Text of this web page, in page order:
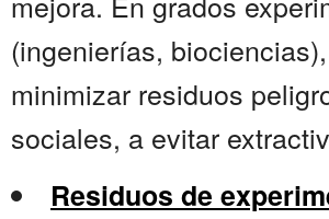
(ingenierías,
minimizar residuos
sociales, a evitar
Residuos de